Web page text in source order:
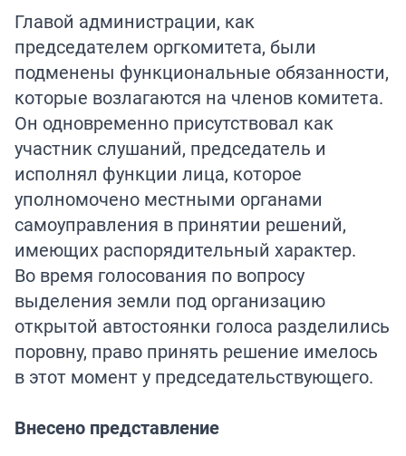
Главой администрации, как
председателем оргкомитета, были
подменены функциональные обязанности,
которые возлагаются на членов комитета.
Он одновременно присутствовал как
участник слушаний, председатель и
исполнял функции лица, которое
уполномочено местными органами
самоуправления в принятии решений,
имеющих распорядительный характер.
Во время голосования по вопросу
выделения земли под организацию
открытой автостоянки голоса разделились
поровну, право принять решение имелось
в этот момент у председательствующего.
Внесено представление